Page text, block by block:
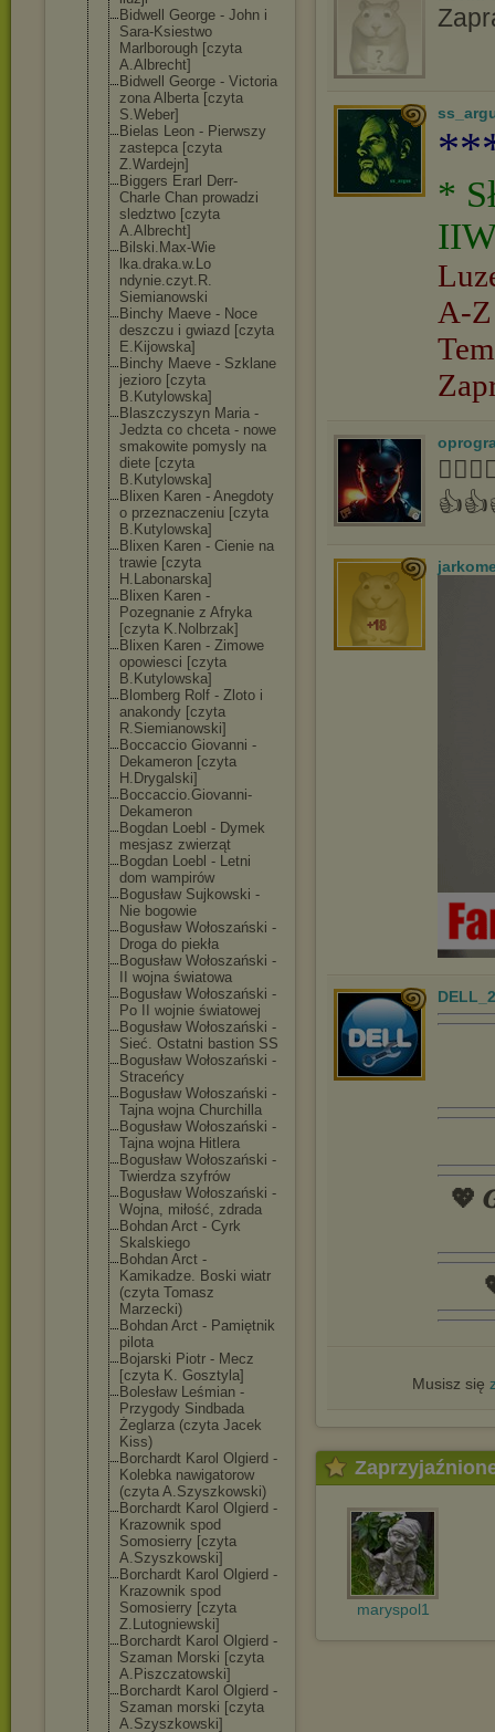
Bidwell George - John i
Sara-Ksiestwo
Marlborough [czyta
A.Albrecht]
Bidwell George - Victoria
zona Alberta [czyta
S.Weber]
Bielas Leon - Pierwszy
zastepca [czyta
Z.Wardejn]
Biggers Erarl Derr-
Charle Chan prowadzi
sledztwo [czyta
A.Albrecht]
Bilski.Max-Wie
lka.draka.w.Lo
ndynie.czyt.R.
Siemianowski
Binchy Maeve - Noce
deszczu i gwiazd [czyta
E.Kijowska]
Binchy Maeve - Szklane
jezioro [czyta
B.Kutylowska]
Blaszczyszyn Maria -
Jedzta co chceta - nowe
smakowite pomysly na
diete [czyta
B.Kutylowska]
Blixen Karen - Anegdoty
o przeznaczeniu [czyta
B.Kutylowska]
Blixen Karen - Cienie na
trawie [czyta
H.Labonarska]
Blixen Karen -
Pozegnanie z Afryka
[czyta K.Nolbrzak]
Blixen Karen - Zimowe
opowiesci [czyta
B.Kutylowska]
Blomberg Rolf - Zloto i
anakondy [czyta
R.Siemianowski]
Boccaccio Giovanni -
Dekameron [czyta
H.Drygalski]
Boccaccio.Giovanni-
Dekameron
Bogdan Loebl - Dymek
mesjasz zwierząt
Bogdan Loebl - Letni
dom wampirów
Bogusław Sujkowski -
Nie bogowie
Bogusław Wołoszański -
Droga do piekła
Bogusław Wołoszański -
II wojna światowa
Bogusław Wołoszański -
Po II wojnie światowej
Bogusław Wołoszański -
Sieć. Ostatni bastion SS
Bogusław Wołoszański -
Straceńcy
Bogusław Wołoszański -
Tajna wojna Churchilla
Bogusław Wołoszański -
Tajna wojna Hitlera
Bogusław Wołoszański -
Twierdza szyfrów
Bogusław Wołoszański -
Wojna, miłość, zdrada
Bohdan Arct - Cyrk
Skalskiego
Bohdan Arct -
Kamikadze. Boski wiatr
(czyta Tomasz
Marzecki)
Bohdan Arct - Pamiętnik
pilota
Bojarski Piotr - Mecz
[czyta K. Gosztyla]
Bolesław Leśmian -
Przygody Sindbada
Żeglarza (czyta Jacek
Kiss)
Borchardt Karol Olgierd -
Kolebka nawigatorow
(czyta A.Szyszkowski)
Borchardt Karol Olgierd -
Krazownik spod
Somosierry [czyta
A.Szyszkowski]
Borchardt Karol Olgierd -
Krazownik spod
Somosierry [czyta
Z.Lutogniewski]
Borchardt Karol Olgierd -
Szaman Morski [czyta
A.Piszczatowski]
Borchardt Karol Olgierd -
Szaman morski [czyta
A.Szyszkowski]
*
A-
💖
Musisz się
maryspol1